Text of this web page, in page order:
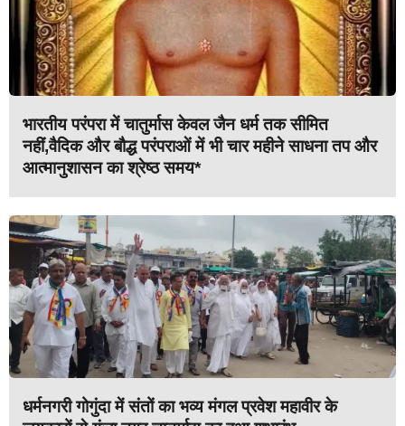
भारतीय परंपरा में चातुर्मास केवल जैन धर्म तक सीमित
नहीं,वैदिक और बौद्ध परंपराओं में भी चार महीने साधना तप और
आत्मानुशासन का श्रेष्ठ समय*
धर्मनगरी गोगुंदा में संतों का भव्य मंगल प्रवेश महावीर के